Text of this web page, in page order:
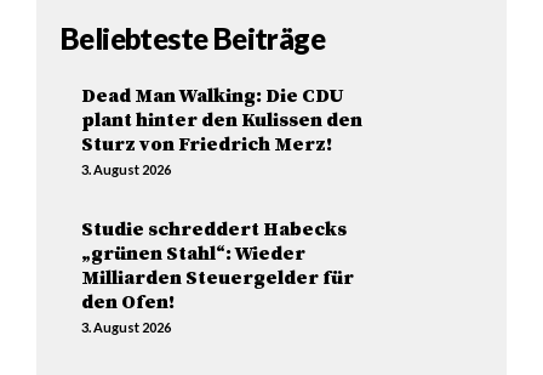
Beliebteste Beiträge
Dead Man Walking: Die CDU
plant hinter den Kulissen den
Sturz von Friedrich Merz!
3. August 2026
Studie schreddert Habecks
„grünen Stahl“: Wieder
Milliarden Steuergelder für
den Ofen!
3. August 2026